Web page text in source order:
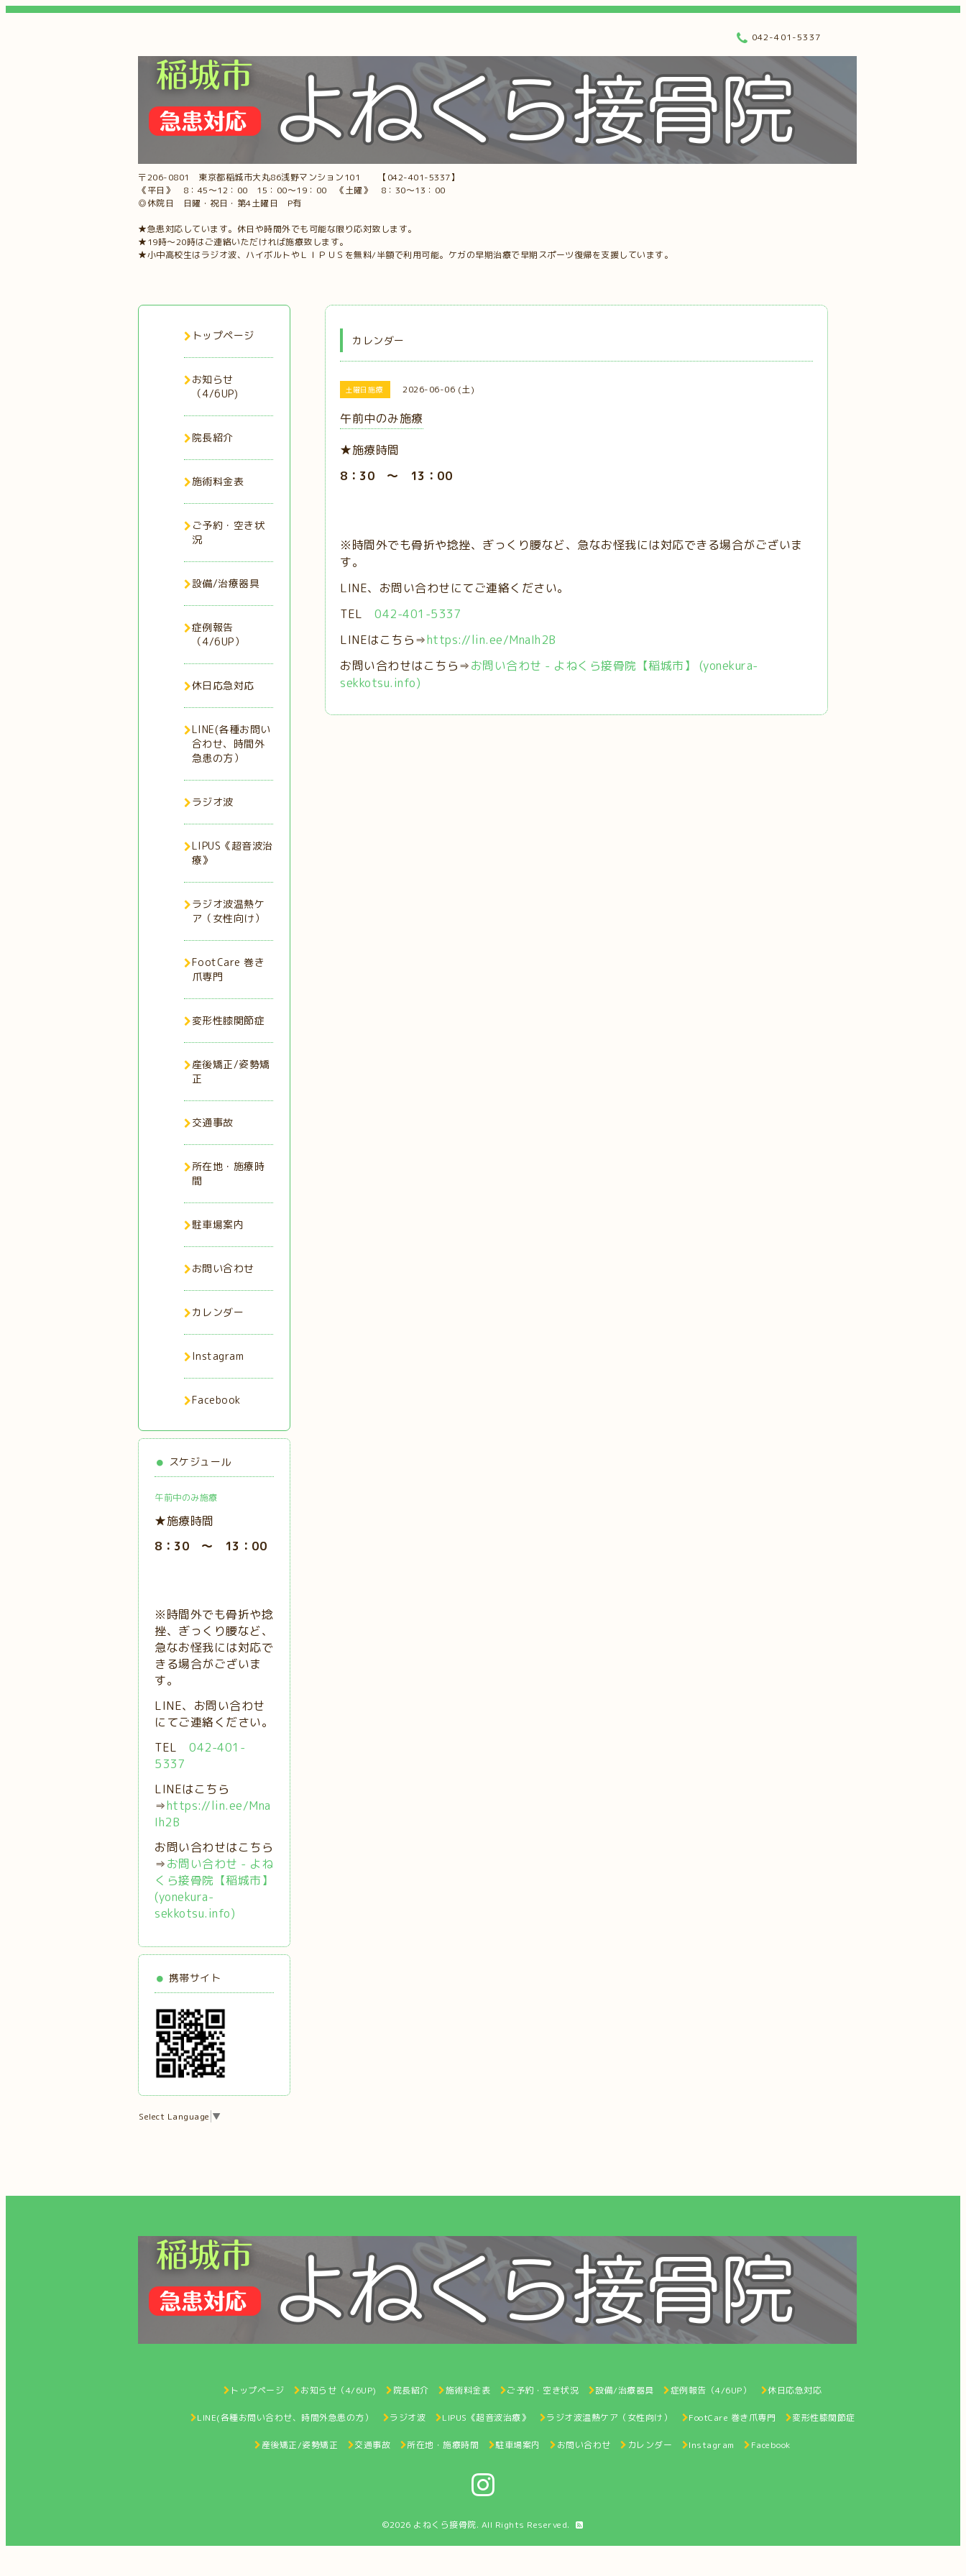
〒206-0801 東京都稲城市大丸86浅野マンション101 【042-401-5337】
《平日》 8：45～12：00 15：00～19：00 《土曜》 8：30～13：00
◎休院日 日曜・祝日・第4土曜日 P有
★急患対応しています。休日や時間外でも可能な限り応対致します。
★19時～20時はご連絡いただければ施療致します。
★小中高校生はラジオ波、ハイボルトやＬＩＰＵＳを無料/半額で利用可能。ケガの早期治療で早期スポーツ復帰を支援しています。
042-401-5337
カレンダー
土曜日施療 2026-06-06 (土)
午前中のみ施療
★施療時間
8：30 ～ 13：00
※時間外でも骨折や捻挫、ぎっくり腰など、急なお怪我には対応できる場合がございま
す。
LINE、お問い合わせにてご連絡ください。
TEL 042-401-5337
LINEはこちら⇒https://lin.ee/MnaIh2B
お問い合わせはこちら⇒お問い合わせ - よねくら接骨院【稲城市】 (yonekura-
sekkotsu.info)
トップページ
お知らせ
（4/6UP)
院長紹介
施術料金表
ご予約・空き状
況
設備/治療器具
症例報告
（4/6UP）
休日応急対応
LINE(各種お問い
合わせ、時間外
急患の方）
ラジオ波
LIPUS《超音波治
療》
ラジオ波温熱ケ
ア（女性向け）
FootCare 巻き
爪専門
変形性膝関節症
産後矯正/姿勢矯
正
交通事故
所在地・施療時
間
駐車場案内
お問い合わせ
カレンダー
Instagram
Facebook
スケジュール
午前中のみ施療
★施療時間
8：30 ～ 13：00
※時間外でも骨折や捻
挫、ぎっくり腰など、
急なお怪我には対応で
きる場合がございま
す。
LINE、お問い合わせ
にてご連絡ください。
TEL 042-401-
5337
LINEはこちら
⇒https://lin.ee/Mna
Ih2B
お問い合わせはこちら
⇒お問い合わせ - よね
くら接骨院【稲城市】
(yonekura-
sekkotsu.info)
携帯サイト
Select Language ▼
トップページ お知らせ（4/6UP) 院長紹介 施術料金表 ご予約・空き状況 設備/治療器具 症例報告（4/6UP） 休日応急対応
LINE(各種お問い合わせ、時間外急患の方） ラジオ波 LIPUS《超音波治療》 ラジオ波温熱ケア（女性向け） FootCare 巻き爪専門 変形性膝関節症
産後矯正/姿勢矯正 交通事故 所在地・施療時間 駐車場案内 お問い合わせ カレンダー Instagram Facebook
©2026 よねくら接骨院. All Rights Reserved.